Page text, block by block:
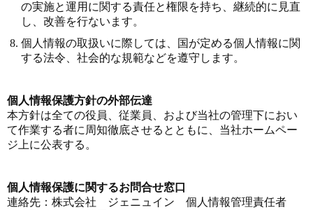
の実施と運用に関する責任と権限を持ち、継続的に見直
し、改善を行ないます。
個人情報の取扱いに際しては、国が定める個人情報に関
する法令、社会的な規範などを遵守します。
個人情報保護方針の外部伝達
本方針は全ての役員、従業員、および当社の管理下におい
て作業する者に周知徹底させるとともに、当社ホームペー
ジ上に公表する。
個人情報保護に関するお問合せ窓口
連絡先：株式会社 ジェニュイン 個人情報管理責任者